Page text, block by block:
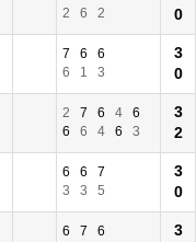
2
6 2
0
7 6
6
6
1 3
3
0
2 7 6 4
6
6
6 4 6 3
3
2
6 6
7
3
3 5
3
0
6 7
6
3